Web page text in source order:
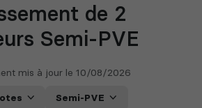
de 2
Semi-PVE
mis à jour le 10/08/2026
Semi-PVE